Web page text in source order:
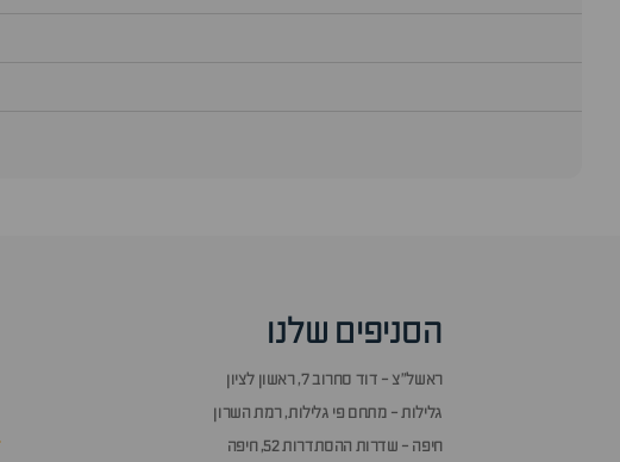
הסניפים שלנו
ראשל״צ - דוד סחרוב 7, ראשון לציון
גלילות - מתחם פי גלילות, רמת השרון
חיפה - שדרות ההסתדרות 52, חיפה